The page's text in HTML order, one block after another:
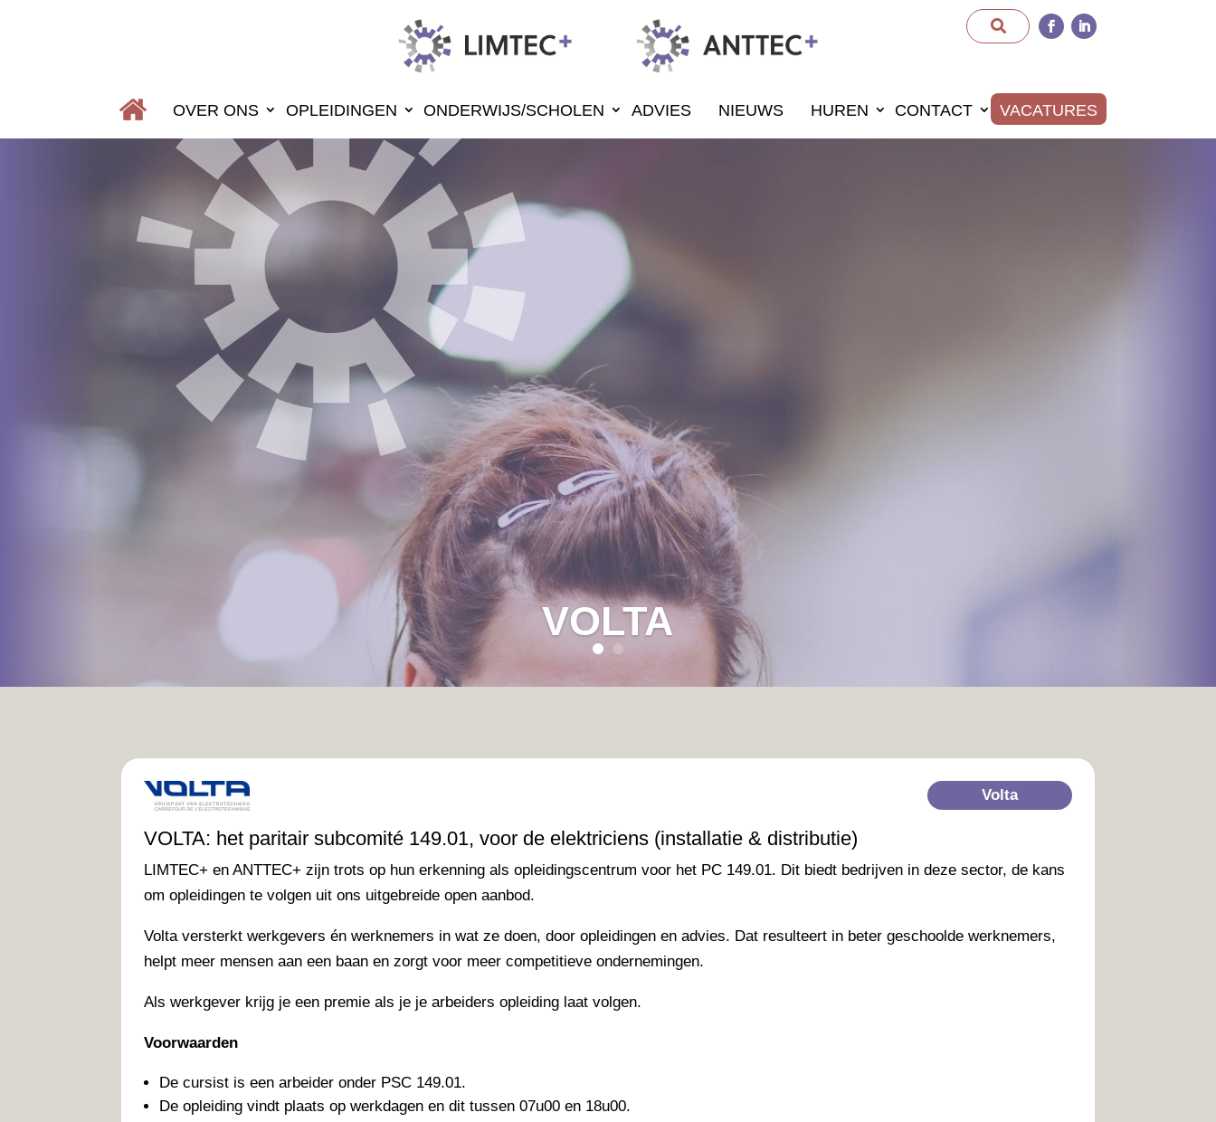
OVER ONS OPLEIDINGEN ONDERWIJS/SCHOLEN ADVIES NIEUWS HUREN CONTACT VACATURES
VOLTA
Volta
VOLTA: het paritair subcomité 149.01, voor de elektriciens (installatie & distributie)
LIMTEC+ en ANTTEC+ zijn trots op hun erkenning als opleidingscentrum voor het PC 149.01. Dit biedt bedrijven in deze sector, de kans
om opleidingen te volgen uit ons uitgebreide open aanbod.
Volta versterkt werkgevers én werknemers in wat ze doen, door opleidingen en advies. Dat resulteert in beter geschoolde werknemers,
helpt meer mensen aan een baan en zorgt voor meer competitieve ondernemingen.
Als werkgever krijg je een premie als je je arbeiders opleiding laat volgen.
Voorwaarden
De cursist is een arbeider onder PSC 149.01.
De opleiding vindt plaats op werkdagen en dit tussen 07u00 en 18u00.